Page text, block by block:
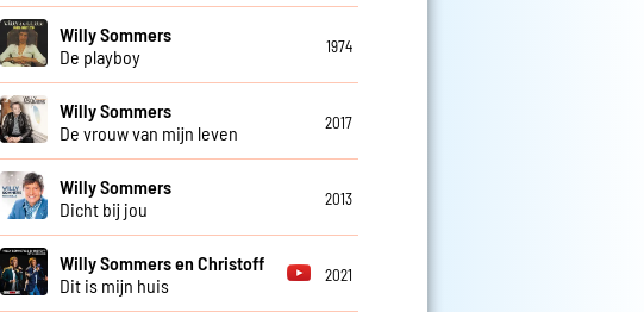
Willy Sommers
De playboy
1974
Willy Sommers
De vrouw van mijn leven
2017
Willy Sommers
Dicht bij jou
2013
Willy Sommers en Christoff
Dit is mijn huis
2021